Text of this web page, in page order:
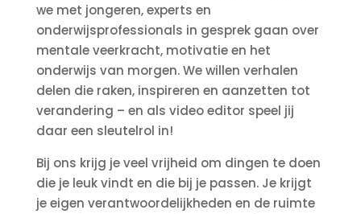
we met jongeren, experts en
onderwijsprofessionals in gesprek gaan over
mentale veerkracht, motivatie en het
onderwijs van morgen. We willen verhalen
delen die raken, inspireren en aanzetten tot
verandering – en als video editor speel jij
daar een sleutelrol in!
Bij ons krijg je veel vrijheid om dingen te doen
die je leuk vindt en die bij je passen. Je krijgt
je eigen verantwoordelijkheden en de ruimte